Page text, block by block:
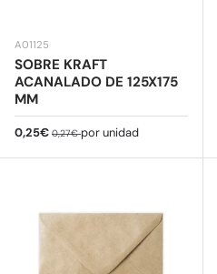
A01125
SOBRE KRAFT
ACANALADO DE 125X175
MM
Precio de venta
0,25€ Precio normal
0,27€por unidad